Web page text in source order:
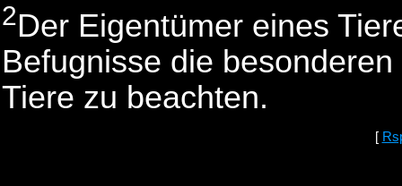
2Der Eigentümer eines
Befugnisse die
Tiere zu beachten.
[